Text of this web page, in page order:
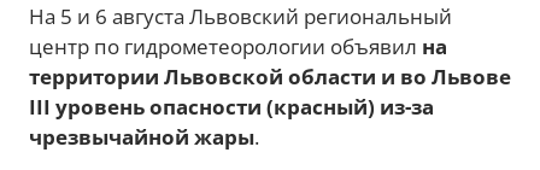
На 5 и 6 августа Львовский региональный
центр по гидрометеорологии объявил на
территории Львовской области и во Львове
III уровень опасности (красный) из-за
чрезвычайной жары.